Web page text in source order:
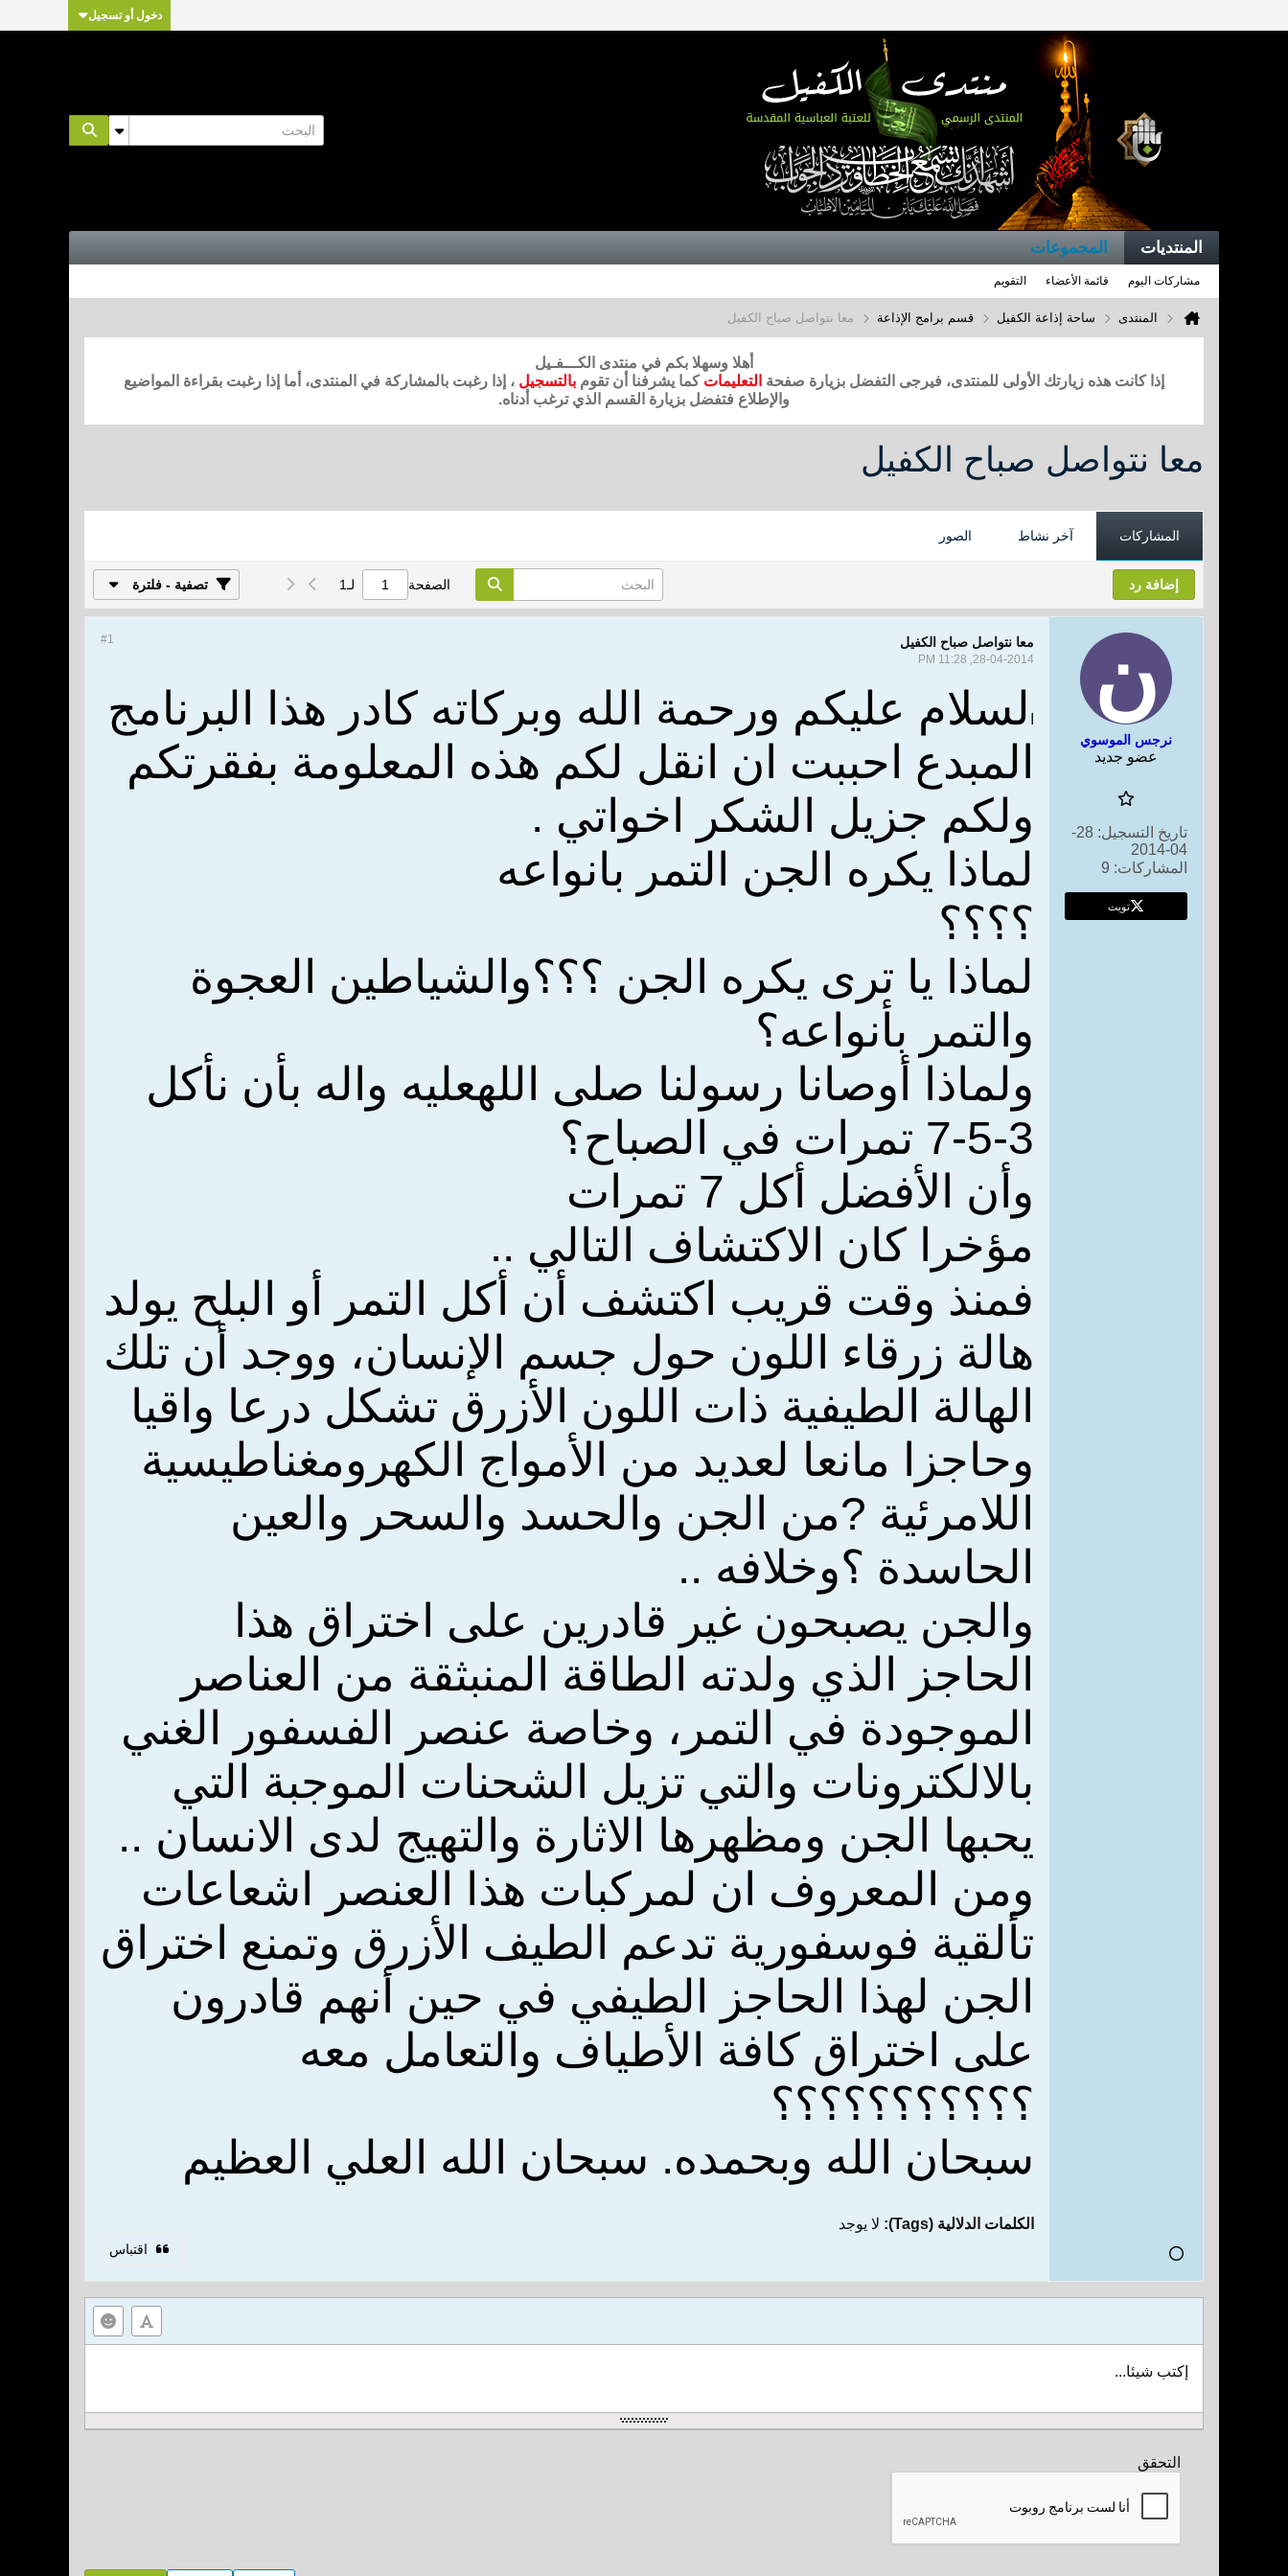
دخول أو تسجيل
المنتديات المجموعات
مشاركات اليوم قائمة الأعضاء التقويم
المنتدى ساحة إذاعة الكفيل قسم برامج الإذاعة معا نتواصل صباح الكفيل
أهلا وسهلا بكم في منتدى الكـــفـيل
إذا كانت هذه زيارتك الأولى للمنتدى، فيرجى التفضل بزيارة صفحة التعليمات كما يشرفنا أن تقوم بالتسجيل ، إذا رغبت بالمشاركة في المنتدى، أما إذا رغبت بقراءة المواضيع
والإطلاع فتفضل بزيارة القسم الذي ترغب أدناه.
معا نتواصل صباح الكفيل
المشاركات آخر نشاط الصور
إضافة رد الصفحة لـ1 تصفية - فلترة
نرجس الموسوي
عضو جديد
تاريخ التسجيل:
28-
04-2014
المشاركات: 9
تويت
#1 معا نتواصل صباح الكفيل
28-04-2014, 11:28 PM
لسلام عليكم ورحمة الله وبركاته كادر هذا البرنامج
المبدع احببت ان انقل لكم هذه المعلومة بفقرتكم
ولكم جزيل الشكر اخواتي .
لماذا يكره الجن التمر بانواعه
؟؟؟؟
لماذا يا ترى يكره الجن ؟؟؟والشياطين العجوة
والتمر بأنواعه؟
ولماذا أوصانا رسولنا صلى
اللهعليه واله بأن نأكل
3-5-7 تمرات في الصباح؟
وأن الأفضل أكل 7 تمرات
مؤخرا كان الاكتشاف التالي ..
فمنذ وقت قريب اكتشف أن أكل التمر أو البلح يولد
هالة زرقاء اللون حول جسم الإنسان، ووجد أن تلك
الهالة الطيفية ذات اللون الأزرق تشكل درعا واقيا
وحاجزا مانعا لعديد من الأمواج الكهرومغناطيسية
اللامرئية ?من الجن والحسد والسحر والعين
الحاسدة ؟وخلافه ..
والجن يصبحون غير قادرين على اختراق هذا
الحاجز الذي ولدته الطاقة المنبثقة من العناصر
الموجودة في التمر، وخاصة عنصر الفسفور الغني
بالالكترونات والتي تزيل الشحنات الموجبة التي
يحبها الجن ومظهرها الاثارة والتهيج لدى الانسان ..
ومن المعروف ان لمركبات هذا العنصر اشعاعات
تألقية فوسفورية تدعم الطيف الأزرق وتمنع اختراق
الجن لهذا الحاجز الطيفي في حين أنهم قادرون
على اختراق كافة الأطياف والتعامل معه
؟؟؟؟؟؟؟؟؟؟؟
سبحان
الله وبحمده. سبحان الله العلي العظيم
الكلمات الدلالية (Tags): لا يوجد
اقتباس
إكتب شيئا...
التحقق